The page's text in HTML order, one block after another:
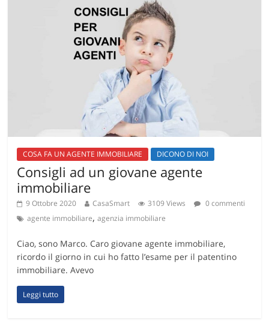
COSA FA UN AGENTE IMMOBILIARE DICONO DI NOI
Consigli ad un giovane agente
immobiliare
9 Ottobre 2020 CasaSmart 3109 Views
0 commenti
agente immobiliare,agenzia immobiliare
Ciao, sono Marco. Caro giovane agente immobiliare,
ricordo il giorno in cui ho fatto l’esame per il patentino
immobiliare. Avevo
Leggi tutto